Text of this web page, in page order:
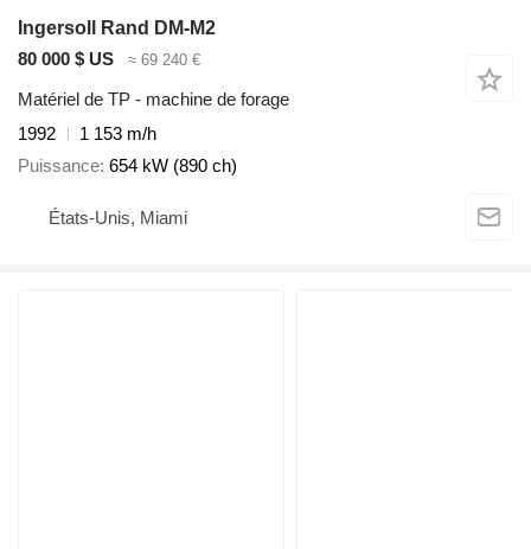
Ingersoll Rand DM-M2
80 000 $ US
≈ 69 240 €
Matériel de TP - machine de forage
1992
1 153 m/h
Puissance 654 kW (890 ch)
États-Unis, Miami